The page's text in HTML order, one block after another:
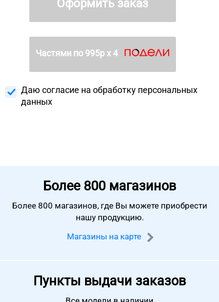
Оформить заказ
Частями по 995р х 4
Даю согласие на обработку персональных
данных
Более 800 магазинов
Более 800 магазинов, где Вы можете приобрести
нашу продукцию.
Магазины на карте
Пункты выдачи заказов